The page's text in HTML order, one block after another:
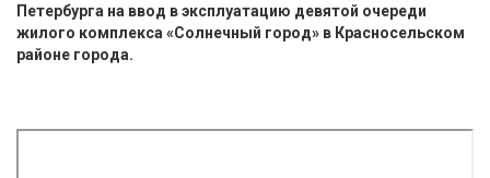
Петербурга на ввод в эксплуатацию девятой очереди
жилого комплекса «Солнечный город» в Красносельском
районе города.